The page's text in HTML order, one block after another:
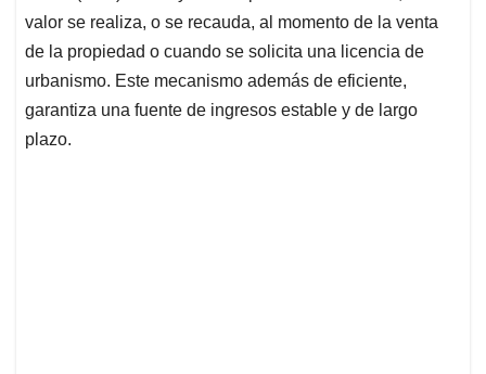
valor se realiza, o se recauda, al momento de la venta
de la propiedad o cuando se solicita una licencia de
urbanismo. Este mecanismo además de eficiente,
garantiza una fuente de ingresos estable y de largo
plazo.